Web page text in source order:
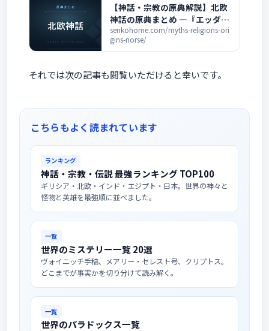
【神話・宗教の原典解説】北欧
神話の原典まとめ ―『エッダ』
と全記事の一覧
senkohome.com/myths-religions-ori
gins-norse/
それでは次の記事も閲覧いただけると幸いです。
こちらもよく読まれています
ランキング
神話・宗教・伝説 最強ランキング TOP100
ギリシア・北欧・インド・エジプト・日本。世界の神々と
怪物と英雄を最強順に並べました。
一覧
世界のミステリー一覧 20選
ヴォイニッチ手稿、メアリー・セレスト号、クリプトス。
どこまでが事実かを切り分けて読み解く。
一覧
世界のパラドックス一覧